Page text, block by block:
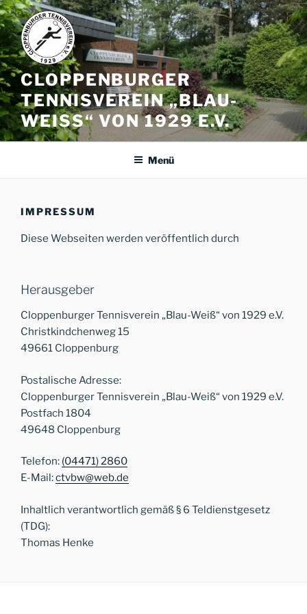
Zum
Inhalt
springen
CLOPPENBURGER
TENNISVEREIN „BLAU-
WEISS“ VON 1929 E.V.
Menü
IMPRESSUM
Diese Webseiten werden veröffentlich durch
Herausgeber
Cloppenburger Tennisverein „Blau-Weiß“ von 1929 e.V.
Christkindchenweg 15
49661 Cloppenburg
Postalische Adresse:
Cloppenburger Tennisverein „Blau-Weiß“ von 1929 e.V.
Postfach 1804
49648 Cloppenburg
Telefon: (04471) 2860
E-Mail:ctvbw@web.de
Inhaltlich verantwortlich gemäß § 6 Teldienstgesetz
(TDG):
Thomas Henke